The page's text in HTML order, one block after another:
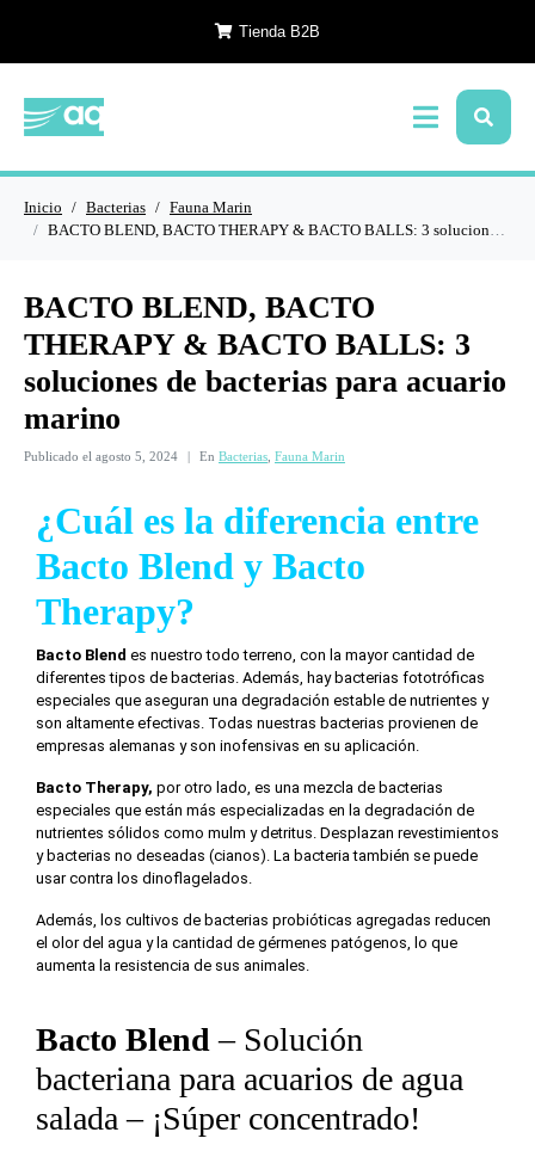
Tienda B2B
Inicio Bacterias
Fauna Marin
BACTO BLEND, BACTO THERAPY & BACTO BALLS: 3 soluciones de bacterias para acuario marino
BACTO BLEND, BACTO
THERAPY & BACTO BALLS: 3
soluciones de bacterias para acuario
marino
Publicado el agosto 5, 2024 En Bacterias Fauna Marin
¿Cuál es la diferencia entre
Bacto Blend y Bacto
Therapy?
Bacto Blend es nuestro todo terreno, con la mayor cantidad de
diferentes tipos de bacterias. Además, hay bacterias fototróficas
especiales que aseguran una degradación estable de nutrientes y
son altamente efectivas. Todas nuestras bacterias provienen de
empresas alemanas y son inofensivas en su aplicación.
Bacto Therapy, por otro lado, es una mezcla de bacterias
especiales que están más especializadas en la degradación de
nutrientes sólidos como mulm y detritus. Desplazan revestimientos
y bacterias no deseadas (cianos). La bacteria también se puede
usar contra los dinoflagelados.
Además, los cultivos de bacterias probióticas agregadas reducen
el olor del agua y la cantidad de gérmenes patógenos, lo que
aumenta la resistencia de sus animales.
Bacto Blend – Solución
bacteriana para acuarios de agua
salada – ¡Súper concentrado!